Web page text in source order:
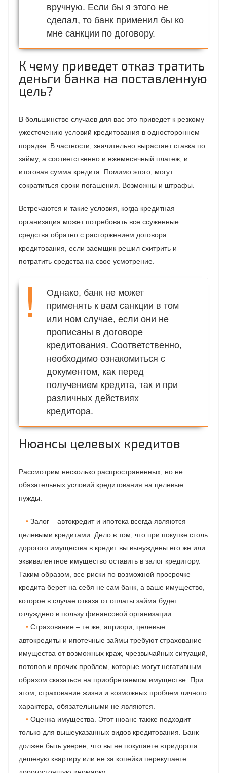
вручную. Если бы я этого не
сделал, то банк применил бы ко
мне санкции по договору.
К чему приведет отказ тратить
деньги банка на поставленную
цель?
В большинстве случаев для вас это приведет к резкому
ужесточению условий кредитования в одностороннем
порядке. В частности, значительно вырастает ставка по
займу, а соответственно и ежемесячный платеж, и
итоговая сумма кредита. Помимо этого, могут
сократиться сроки погашения. Возможны и штрафы.
Встречаются и такие условия, когда кредитная
организация может потребовать все ссуженные
средства обратно с расторжением договора
кредитования, если заемщик решил схитрить и
потратить средства на свое усмотрение.
Однако, банк не может
применять к вам санкции в том
или ном случае, если они не
прописаны в договоре
кредитования. Соответственно,
необходимо ознакомиться с
документом, как перед
получением кредита, так и при
различных действиях
кредитора.
Нюансы целевых кредитов
Рассмотрим несколько распространенных, но не
обязательных условий кредитования на целевые
нужды.
Залог – автокредит и ипотека всегда являются
целевыми кредитами. Дело в том, что при покупке столь
дорогого имущества в кредит вы вынуждены его же или
эквивалентное имущество оставить в залог кредитору.
Таким образом, все риски по возможной просрочке
кредита берет на себя не сам банк, а ваше имущество,
которое в случае отказа от оплаты займа будет
отчуждено в пользу финансовой организации.
Страхование – те же, априори, целевые
автокредиты и ипотечные займы требуют страхование
имущества от возможных краж, чрезвычайных ситуаций,
потопов и прочих проблем, которые могут негативным
образом сказаться на приобретаемом имуществе. При
этом, страхование жизни и возможных проблем личного
характера, обязательными не являются.
Оценка имущества. Этот нюанс также подходит
только для вышеуказанных видов кредитования. Банк
должен быть уверен, что вы не покупаете втридорога
дешевую квартиру или не за копейки перекупаете